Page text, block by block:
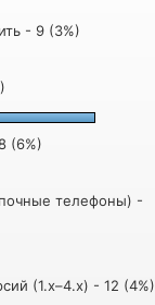
- 9 (3%)
(6%)
телефоны) -
(1.x–4.x) - 12 (4%)